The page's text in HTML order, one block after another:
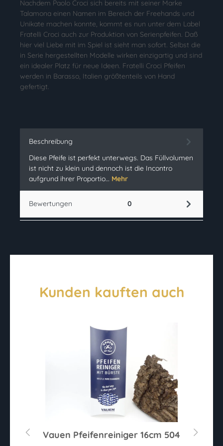
Nachdem Paolo Croci sich bereits mit seiner Marke
Talamona einen Namen im Bereich der Freehands und
Unikate machen konnte, kommt es nun unter dem Label
Fratelli Croci auch zur Produktion von Serienpfeifen. Daß
hier viel Liebe mit im Spiel ist sieht man sofort. Selbst die
in Serie hergestellten Modelle wirken einzigartig und sind
ein idealer Platz für neue Ideen. Fratelli Croci Pfeifen
werden in Barasso, Italien größtenteils von Hand
gefertigt.
Beschreibung
Diese Pfeife ist perfekt unterwegs. Das Füllvolumen
ist nicht zu klein und dennoch ist die Incontro
aufgrund ihrer Proportio… Mehr
Bewertungen 0
Kunden kauften auch
Vauen Pfeifenreiniger 16cm 504